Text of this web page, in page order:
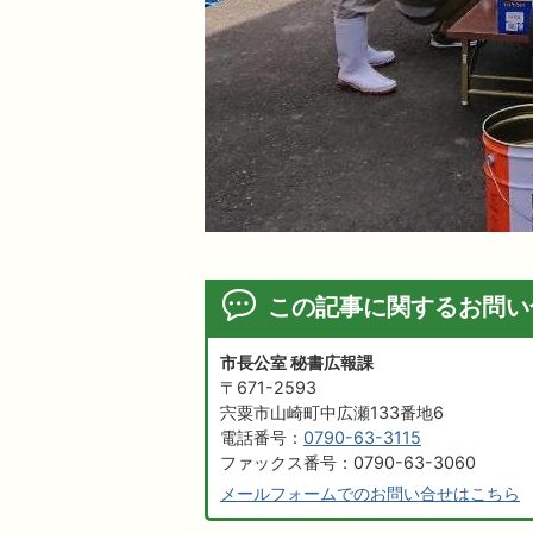
この記事に関するお問
市長公室 秘書広報課
〒671-2593
宍粟市山崎町中広瀬133番地6
電話番号： 0790-63-3115
ファックス番号：0790-63-3060
メールフォームでのお問い合せはこちら